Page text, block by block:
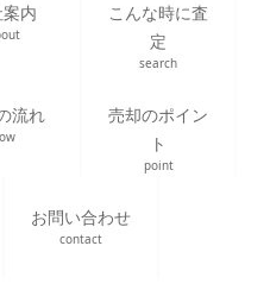
内
こんな時に査
定
search
流れ
売却のポイン
ト
point
お問い合わせ
contact